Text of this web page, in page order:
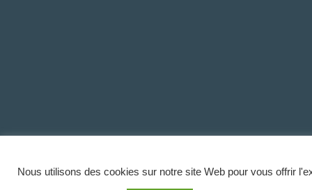
Nous utilisons des cookies sur notre site Web pour vous offrir